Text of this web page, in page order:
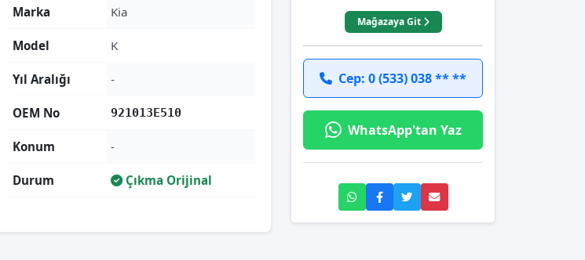
Marka Kia
Model K
Yıl Aralığı -
OEM No 921013E510
Konum -
Durum Çıkma Orijinal
Mağazaya Git
Cep: 0 (533) 038 ** **
WhatsApp'tan Yaz